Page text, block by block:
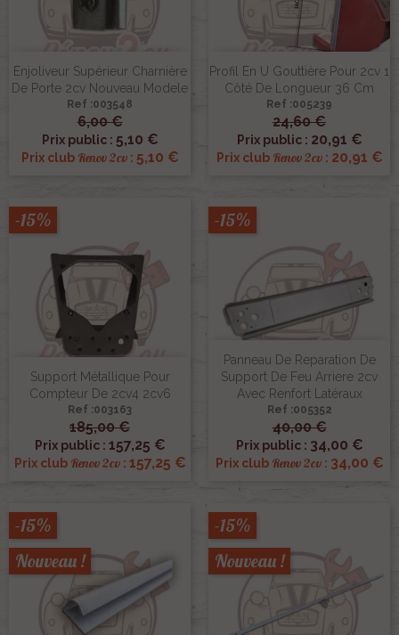
Enjoliveur Supérieur Charnière
De Porte 2cv Nouveau Modele
Ref :003548
6,00 €
Prix public : 5,10 €
Prix club Renov 2cv: 5,10 €
Profil En U Gouttière Pour 2cv 1
Côté De Longueur 36 Cm
Ref :005239
24,60 €
Prix public : 20,91 €
Prix club Renov 2cv: 20,91 €
Support Métallique Pour
Compteur De 2cv4 2cv6
Ref :003163
185,00 €
Prix public : 157,25 €
Prix club Renov 2cv: 157,25 €
-15%
Panneau De Reparation De
Support De Feu Arriere 2cv
Avec Renfort Latéraux
Ref :005352
40,00 €
Prix public : 34,00 €
Prix club Renov 2cv: 34,00 €
-15%
-15%
Nouveau !
-15%
Nouveau !